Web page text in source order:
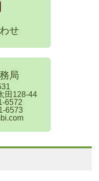
せ
局
田128-44
6572
6573